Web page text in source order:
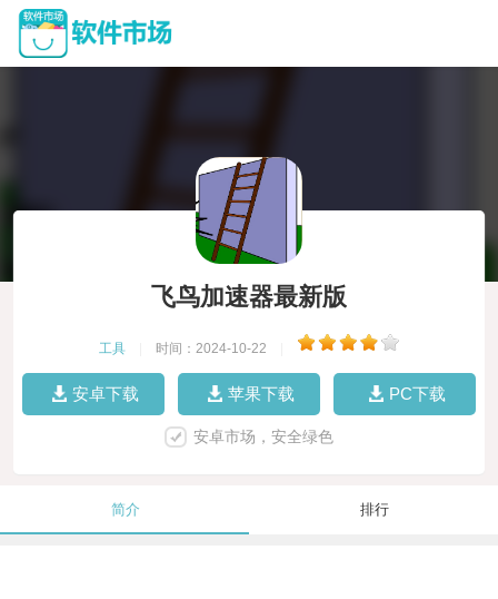
飞鸟加速器最新版
工具 时间：2024-10-22
安卓下载 苹果下载 PC下载
安卓市场，安全绿色
简介 排行